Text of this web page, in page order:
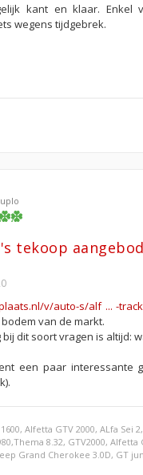
kant en klaar. Enkel
wegens tijdgebrek.
tekoop
v/auto-s/alf ... -
van de markt.
dit soort vragen is altijd:
een paar interessante
Alfetta GTV 2000, ALfa Sei
8.32, GTV2000, Alfetta
Grand Cherokee 3.0D, GT